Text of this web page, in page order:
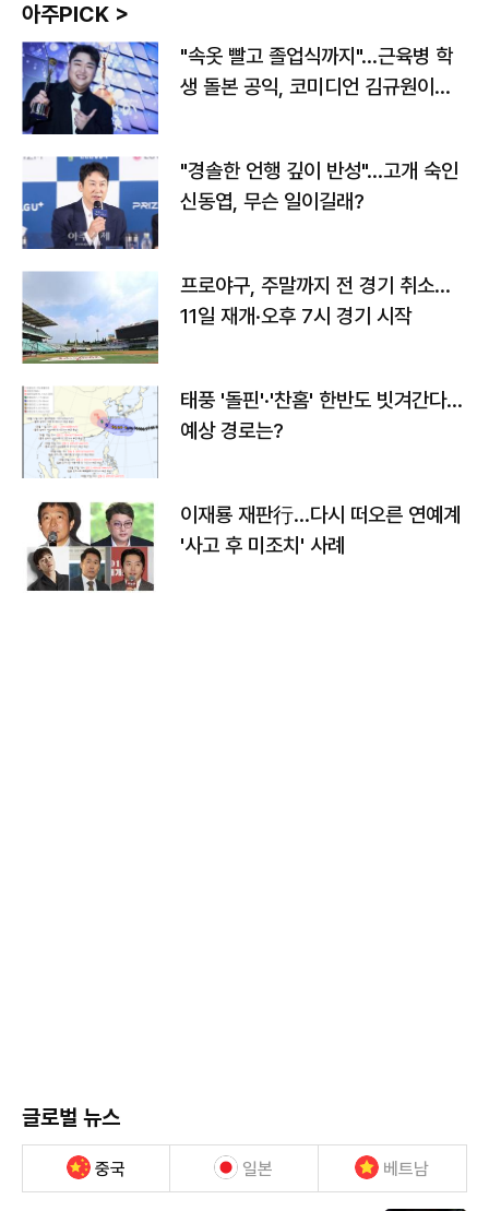
아주PICK >
"속옷 빨고 졸업식까지"…근육병 학
생 돌본 공익, 코미디언 김규원이었
"경솔한 언행 깊이 반성"…고개 숙인
신동엽, 무슨 일이길래?
프로야구, 주말까지 전 경기 취소…
11일 재개·오후 7시 경기 시작
태풍 '돌핀'·'찬홈' 한반도 빗겨간다…
예상 경로는?
이재룡 재판行…다시 떠오른 연예계
'사고 후 미조치' 사례
글로벌 뉴스
중국 일본 베트남